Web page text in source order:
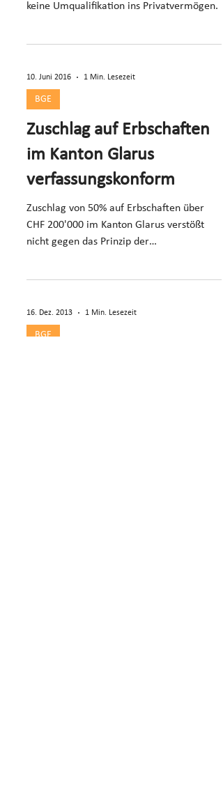
keine Umqualifikation ins Privatvermögen.
10. Juni 2016 1 Min. Lesezeit
BGE
Zuschlag auf Erbschaften
im Kanton Glarus
verfassungskonform
Zuschlag von 50% auf Erbschaften über
CHF 200'000 im Kanton Glarus verstößt
nicht gegen das Prinzip der
16. Dez. 2013 1 Min. Lesezeit
BGE